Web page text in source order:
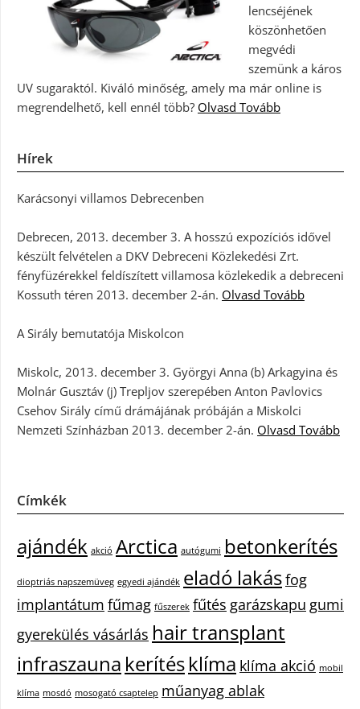
lencséjének
köszönhetően
megvédi
szemünk a káros
UV sugaraktól. Kiváló minőség, amely ma már online is
megrendelhető, kell ennél több? Olvasd Tovább
Hírek
Karácsonyi villamos Debrecenben
Debrecen, 2013. december 3. A hosszú expozíciós idővel
készült felvételen a DKV Debreceni Közlekedési Zrt.
fényfüzérekkel feldíszített villamosa közlekedik a debreceni
Kossuth téren 2013. december 2-án. Olvasd Tovább
A Sirály bemutatója Miskolcon
Miskolc, 2013. december 3. Györgyi Anna (b) Arkagyina és
Molnár Gusztáv (j) Trepljov szerepében Anton Pavlovics
Csehov Sirály című drámájának próbáján a Miskolci
Nemzeti Színházban 2013. december 2-án. Olvasd Tovább
Címkék
ajándék akció Arctica autógumi betonkerítés
dioptriás napszemüveg egyedi ajándék eladó lakásfog
implantátum fűmag fűszerek fűtés garázskapu gumi
gyerekülés vásárlás hair transplant
infraszauna kerítésklíma klíma akció mobil
klíma mosdó mosogató csaptelep műanyag ablak